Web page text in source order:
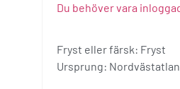
Du behöver vara
Fryst eller färsk: Fryst
Ursprung: